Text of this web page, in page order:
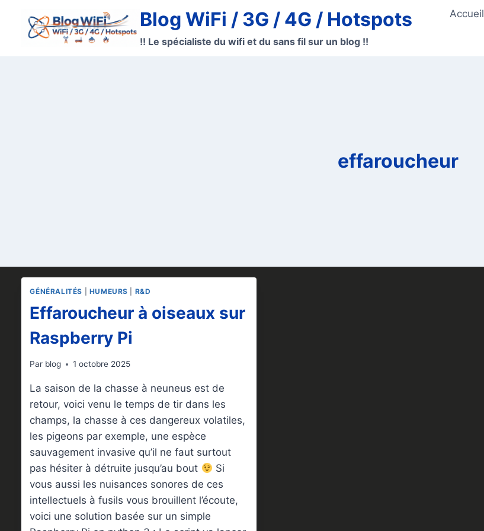
contenu
Blog WiFi / 3G / 4G / Hotspots
!! Le spécialiste du wifi et du sans fil sur un blog !!
Accueil
effaroucheur
GÉNÉRALITÉS HUMEURS R&D
Effaroucheur à oiseaux sur
Raspberry Pi
Par blog 1 octobre 2025
La saison de la chasse à neuneus est de
retour, voici venu le temps de tir dans les
champs, la chasse à ces dangereux volatiles,
les pigeons par exemple, une espèce
sauvagement invasive qu’il ne faut surtout
pas hésiter à détruite jusqu’au bout
Si
vous aussi les nuisances sonores de ces
intellectuels à fusils vous brouillent l’écoute,
voici une solution basée sur un simple